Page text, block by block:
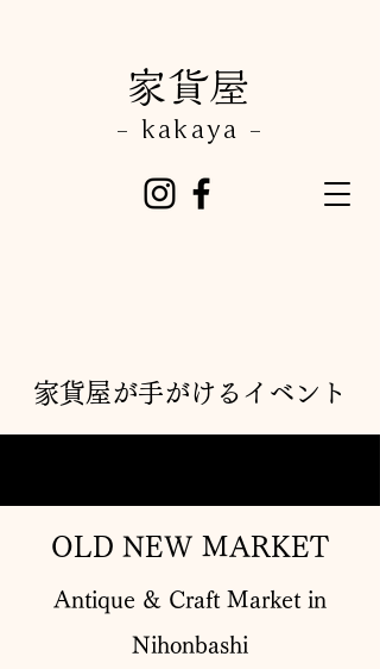
- kakaya -
​家貨屋
家貨屋が手がけるイベント
OLD NEW MARKET
Antique & Craft Market in
Nihonbashi